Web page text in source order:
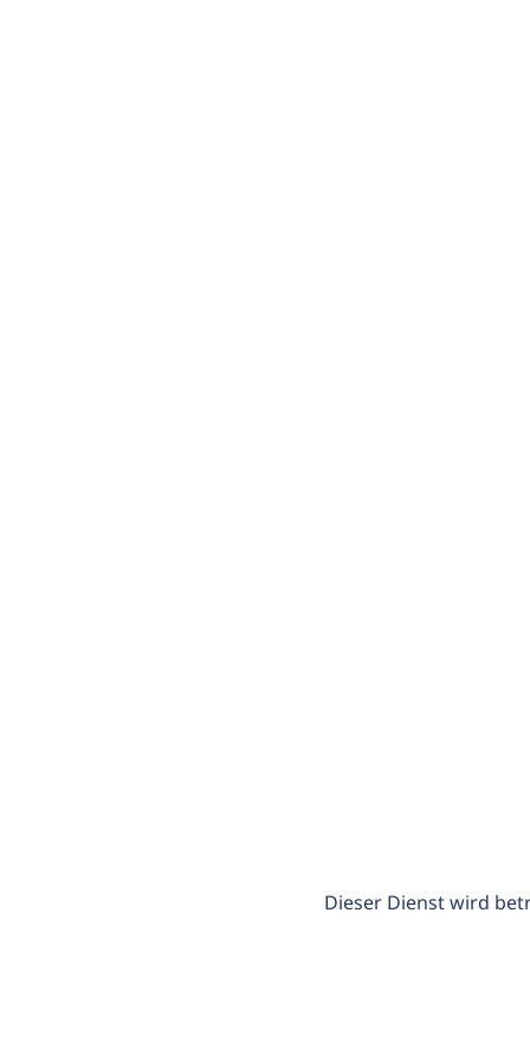
Dieser Dienst wird